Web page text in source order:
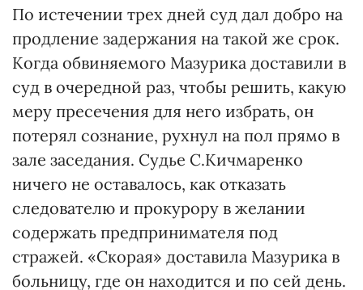
По истечении трех дней суд дал добро на
продление задержания на такой же срок.
Когда обвиняемого Мазурика доставили в
суд в очередной раз, чтобы решить, какую
меру пресечения для него избрать, он
потерял сознание, рухнул на пол прямо в
зале заседания. Судье С.Кичмаренко
ничего не оставалось, как отказать
следователю и прокурору в желании
содержать предпринимателя под
стражей. «Скорая» доставила Мазурика в
больницу, где он находится и по сей день.